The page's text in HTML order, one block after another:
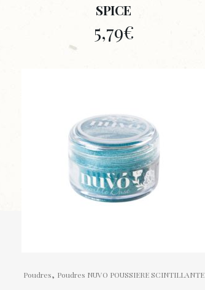
SPICE
5,79€
Poudres, Poudres NUVO POUSSIERE SCINTILLANTE